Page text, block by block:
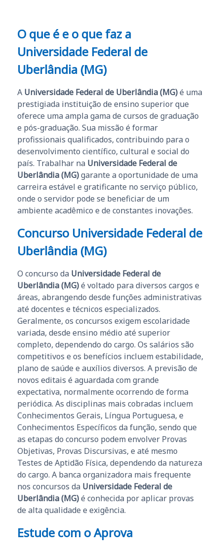
O que é e o que faz a
Universidade Federal de
Uberlândia (MG)
A Universidade Federal de Uberlândia (MG)é uma
prestigiada instituição de ensino superior que
oferece uma ampla gama de cursos de graduação
e pós-graduação. Sua missão é formar
profissionais qualificados, contribuindo para o
desenvolvimento científico, cultural e social do
país. Trabalhar na Universidade Federal de
Uberlândia (MG)garante a oportunidade de uma
carreira estável e gratificante no serviço público,
onde o servidor pode se beneficiar de um
ambiente acadêmico e de constantes inovações.
Concurso Universidade Federal de
Uberlândia (MG)
O concurso da Universidade Federal de
Uberlândia (MG)é voltado para diversos cargos e
áreas, abrangendo desde funções administrativas
até docentes e técnicos especializados.
Geralmente, os concursos exigem escolaridade
variada, desde ensino médio até superior
completo, dependendo do cargo. Os salários são
competitivos e os benefícios incluem estabilidade,
plano de saúde e auxílios diversos. A previsão de
novos editais é aguardada com grande
expectativa, normalmente ocorrendo de forma
periódica. As disciplinas mais cobradas incluem
Conhecimentos Gerais, Língua Portuguesa, e
Conhecimentos Específicos da função, sendo que
as etapas do concurso podem envolver Provas
Objetivas, Provas Discursivas, e até mesmo
Testes de Aptidão Física, dependendo da natureza
do cargo. A banca organizadora mais frequente
nos concursos da Universidade Federal de
Uberlândia (MG)é conhecida por aplicar provas
de alta qualidade e exigência.
Estude com o Aprova